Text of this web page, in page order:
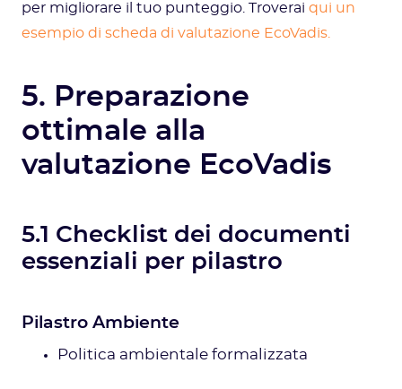
per migliorare il tuo punteggio. Troverai qui un
esempio di scheda di valutazione EcoVadis.
5. Preparazione
ottimale alla
valutazione EcoVadis
5.1 Checklist dei documenti
essenziali per pilastro
Pilastro Ambiente
Politica ambientale formalizzata